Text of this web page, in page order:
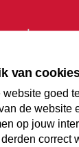
van
goed
de website
op jouw
correct